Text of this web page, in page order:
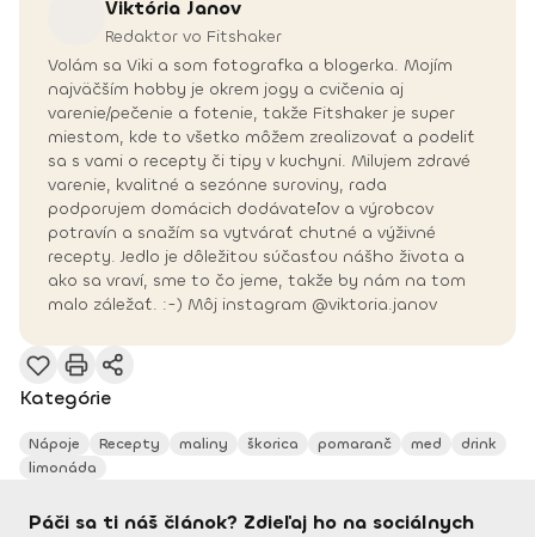
Viktória Janov
Redaktor vo Fitshaker
Volám sa Viki a som fotografka a blogerka. Mojím
najväčším hobby je okrem jogy a cvičenia aj
varenie/pečenie a fotenie, takže Fitshaker je super
miestom, kde to všetko môžem zrealizovať a podeliť
sa s vami o recepty či tipy v kuchyni. Milujem zdravé
varenie, kvalitné a sezónne suroviny, rada
podporujem domácich dodávateľov a výrobcov
potravín a snažím sa vytvárať chutné a výživné
recepty. Jedlo je dôležitou súčasťou nášho života a
ako sa vraví, sme to čo jeme, takže by nám na tom
malo záležať. :-) Môj instagram @viktoria.janov
Kategórie
Nápoje Recepty maliny škorica pomaranč med
drink
limonáda
Páči sa ti náš článok? Zdieľaj ho na sociálnych